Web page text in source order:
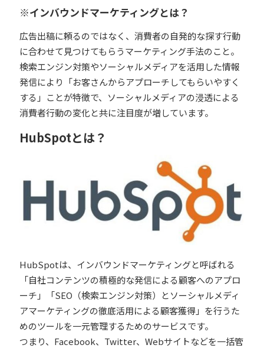
※インバウンドマーケティングとは？
広告出稿に頼るのではなく、消費者の自発的な探す行動
に合わせて見つけてもらうマーケティング手法のこと。
検索エンジン対策やソーシャルメディアを活用した情報
発信により「お客さんからアプローチしてもらいやすく
する」ことが特徴で、ソーシャルメディアの浸透による
消費者行動の変化と共に注目度が増しています。
HubSpotとは？
HubSpotは、インバウンドマーケティングと呼ばれる
「自社コンテンツの積極的な発信による顧客へのアプロ
ーチ」「SEO（検索エンジン対策）とソーシャルメディ
アマーケティングの徹底活用による顧客獲得」を行うた
めのツールを一元管理するためのサービスです。
つまり、Facebook、Twitter、Webサイトなどを一括管